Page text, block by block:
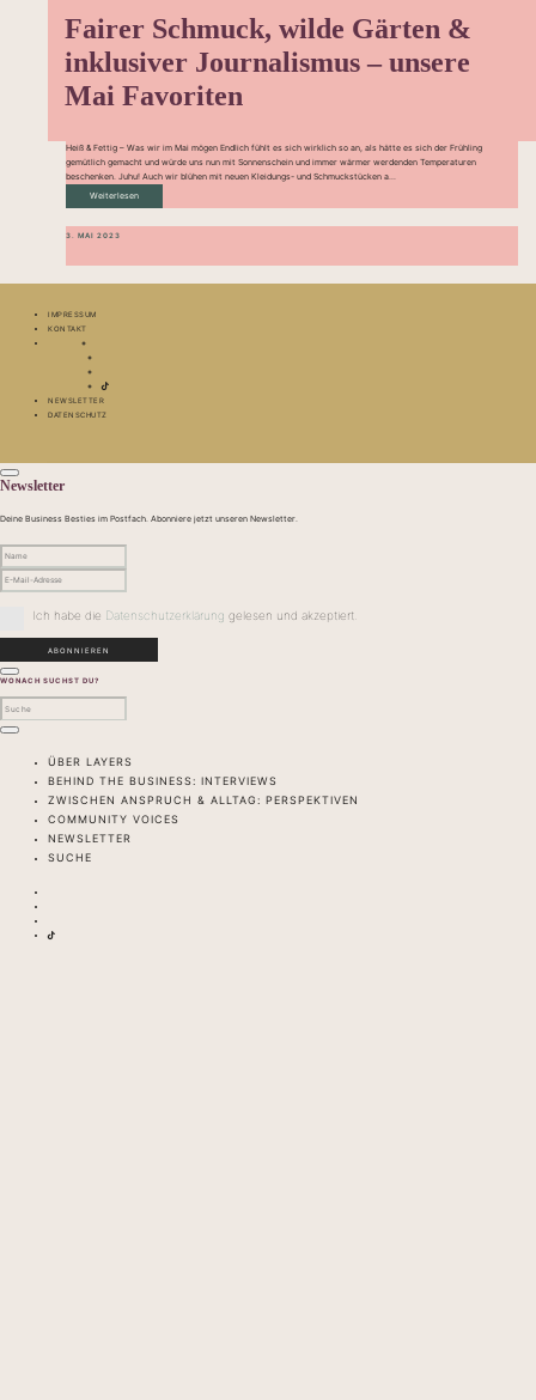
Fairer Schmuck, wilde Gärten &
inklusiver Journalismus – unsere
Mai Favoriten
Heiß & Fettig – Was wir im Mai mögen Endlich fühlt es sich wirklich so an, als hätte es sich der Frühling
gemütlich gemacht und würde uns nun mit Sonnenschein und immer wärmer werdenden Temperaturen
beschenken. Juhu! Auch wir blühen mit neuen Kleidungs- und Schmuckstücken a...
Weiterlesen
3. MAI 2023
IMPRESSUM
KONTAKT
NEWSLETTER
DATENSCHUTZ
Newsletter
Deine Business Besties im Postfach. Abonniere jetzt unseren Newsletter.
Ich habe die Datenschutzerklärung gelesen und akzeptiert.
WONACH SUCHST DU?
ÜBER LAYERS
BEHIND THE BUSINESS: INTERVIEWS
ZWISCHEN ANSPRUCH & ALLTAG: PERSPEKTIVEN
COMMUNITY VOICES
NEWSLETTER
SUCHE